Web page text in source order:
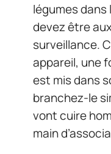
légumes dans
devez être
surveillance.
appareil, une
est mis dans
branchez-le
vont cuire
main